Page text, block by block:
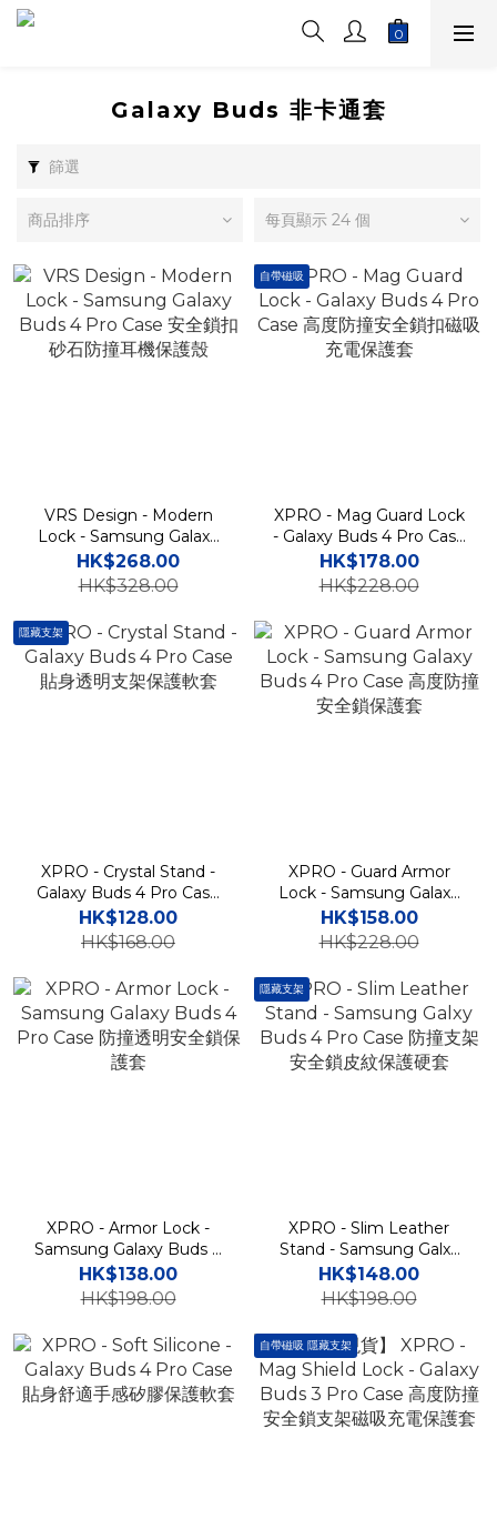
Galaxy Buds 非卡通套
篩選
商品排序 每頁顯示 24 個
VRS Design - Modern
Lock - Samsung Galaxy
Buds 4 Pro Case 安全鎖扣
砂石防撞耳機保護殼
HK$268.00
HK$328.00
自帶磁吸
XPRO - Mag Guard Lock
- Galaxy Buds 4 Pro Case
高度防撞安全鎖扣磁吸充電
保護套
HK$178.00
HK$228.00
隱藏支架
XPRO - Crystal Stand -
Galaxy Buds 4 Pro Case
貼身透明支架保護軟套
HK$128.00
HK$168.00
XPRO - Guard Armor
Lock - Samsung Galaxy
Buds 4 Pro Case 高度防撞
安全鎖保護套
HK$158.00
HK$228.00
XPRO - Armor Lock -
Samsung Galaxy Buds 4
Pro Case 防撞透明安全鎖
保護套
HK$138.00
HK$198.00
隱藏支架
XPRO - Slim Leather
Stand - Samsung Galxy
Buds 4 Pro Case 防撞支架
安全鎖皮紋保護硬套
HK$148.00
HK$198.00
自帶磁吸 隱藏支架